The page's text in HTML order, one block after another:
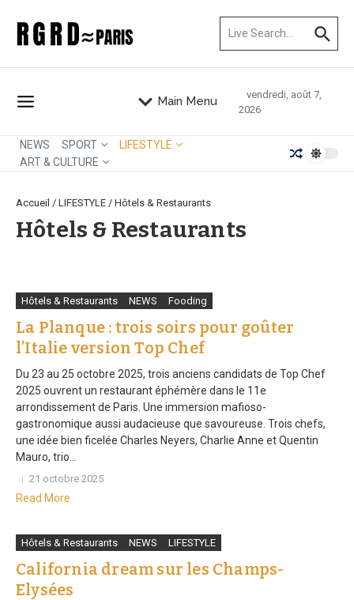
Main Menu
vendredi, août 7,
2026
NEWS SPORT
LIFESTYLE
ART & CULTURE
Accueil / LIFESTYLE / Hôtels & Restaurants
Hôtels & Restaurants
Hôtels & Restaurants NEWS Fooding
La Planque : trois soirs pour goûter
l’Italie version Top Chef
Du 23 au 25 octobre 2025, trois anciens candidats de Top Chef
2025 ouvrent un restaurant éphémère dans le 11e
arrondissement de Paris. Une immersion mafioso-
gastronomique aussi audacieuse que savoureuse. Trois chefs,
une idée bien ficelée Charles Neyers, Charlie Anne et Quentin
Mauro, trio...
21 octobre 2025
Read More
Hôtels & Restaurants NEWS LIFESTYLE
California dream sur les Champs-
Elysées